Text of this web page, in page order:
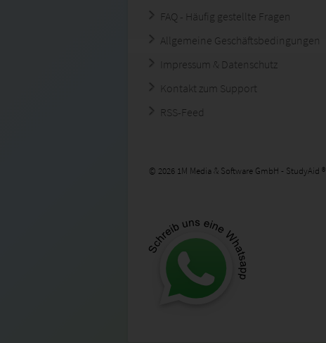
FAQ - Häufig gestellte Fragen
Allgemeine Geschäftsbedingungen
Impressum & Datenschutz
Kontakt zum Support
RSS-Feed
© 2026 1M Media & Software GmbH - StudyAid ®